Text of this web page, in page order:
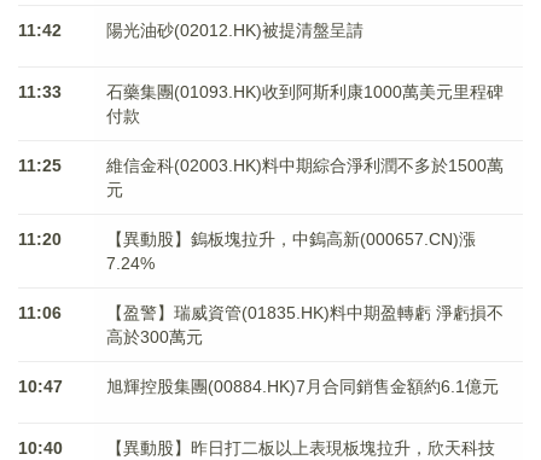
11:42 陽光油砂(02012.HK)被提清盤呈請
11:33
石藥集團(01093.HK)收到阿斯利康1000萬美元里程碑
付款
11:25
維信金科(02003.HK)料中期綜合淨利潤不多於1500萬
元
11:20
【異動股】鎢板塊拉升，中鎢高新(000657.CN)漲
7.24%
11:06
【盈警】瑞威資管(01835.HK)料中期盈轉虧 淨虧損不
高於300萬元
10:47 旭輝控股集團(00884.HK)7月合同銷售金額約6.1億元
10:40
【異動股】昨日打二板以上表現板塊拉升，欣天科技